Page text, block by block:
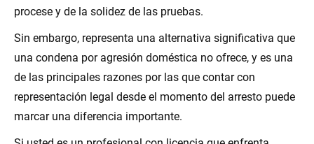
procese y de la solidez de las pruebas.
Sin embargo, representa una alternativa significativa que
una condena por agresión doméstica no ofrece, y es una
de las principales razones por las que contar con
representación legal desde el momento del arresto puede
marcar una diferencia importante.